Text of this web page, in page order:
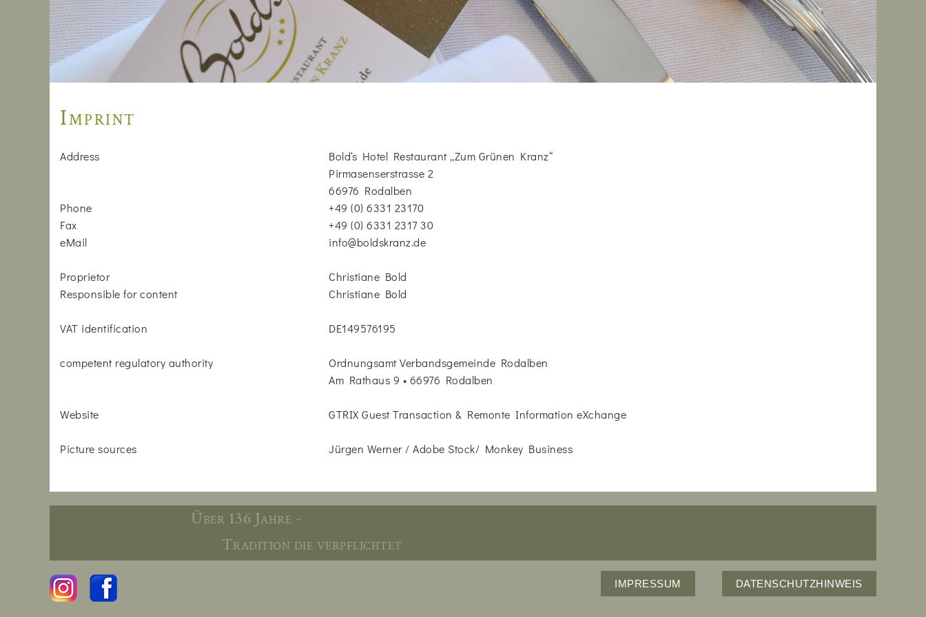
Imprint
Address
Bold‘s Hotel Restaurant „Zum Grünen Kranz“
Pirmasenserstrasse 2
66976 Rodalben
Phone
+49 (0) 6331 23170
Fax
+49 (0) 6331 2317 30
eMail
info@boldskranz.de
Proprietor
Christiane Bold
Responsible for content
Christiane Bold
VAT identification DE149576195
competent regulatory authority
Ordnungsamt Verbandsgemeinde Rodalben
Am Rathaus 9 • 66976 Rodalben
Website GTRIX Guest Transaction & Remonte Information eXchange
Picture sources Jürgen Werner / Adobe Stock/ Monkey Business
Über 136 Jahre -
Tradition die verpflichtet
IMPRESSUM DATENSCHUTZHINWEIS